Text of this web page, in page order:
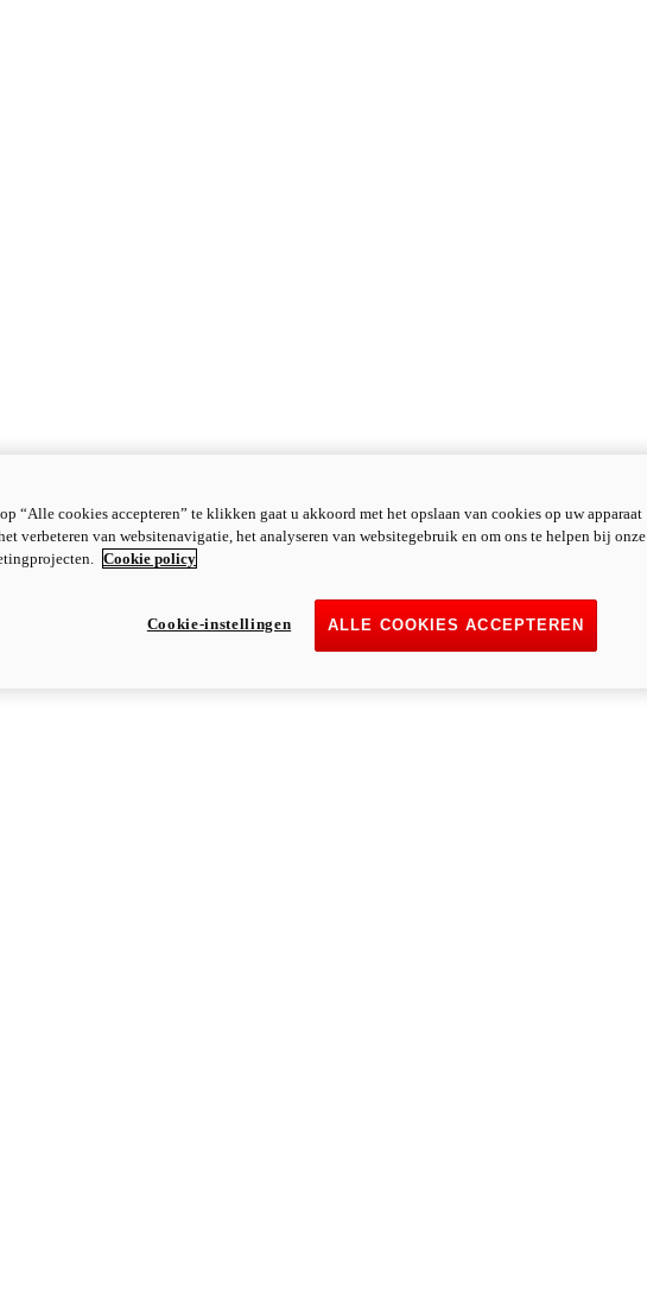
“Alle cookies accepteren” te klikken gaat u akkoord met het opslaan van cookies op uw apparaat
verbeteren van websitenavigatie, het analyseren van websitegebruik en om ons te helpen bij onze
Cookie policy
ALLE COOKIES ACCEPTEREN
Cookie-instellingen